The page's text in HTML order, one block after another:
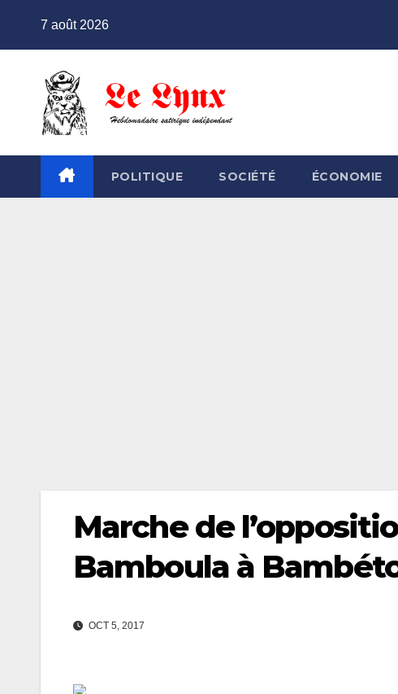
7 août 2026
POLITIQUE SOCIÉTÉ ÉCONOMIE
Marche de
Bamboula à
OCT 5, 2017